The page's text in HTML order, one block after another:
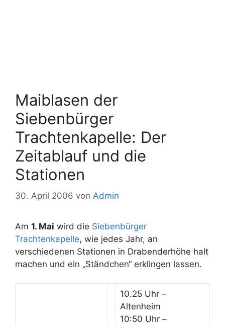
Maiblasen der
Siebenbürger
Trachtenkapelle: Der
Zeitablauf und die
Stationen
30. April 2006 von Admin
Am 1. Mai wird die Siebenbürger
Trachtenkapelle, wie jedes Jahr, an
verschiedenen Stationen in Drabenderhöhe halt
machen und ein „Ständchen“ erklingen lassen.
10.25 Uhr –
Altenheim
10:50 Uhr –